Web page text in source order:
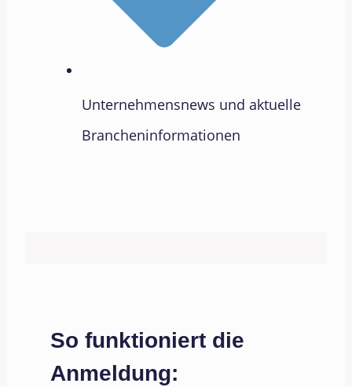
Unternehmensnews und aktuelle
Brancheninformationen
So funktioniert die
Anmeldung: